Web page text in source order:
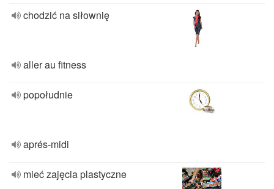
chodzić na siłownię
aller au fitness
popołudnie
aprés-midi
mieć zajęcia plastyczne